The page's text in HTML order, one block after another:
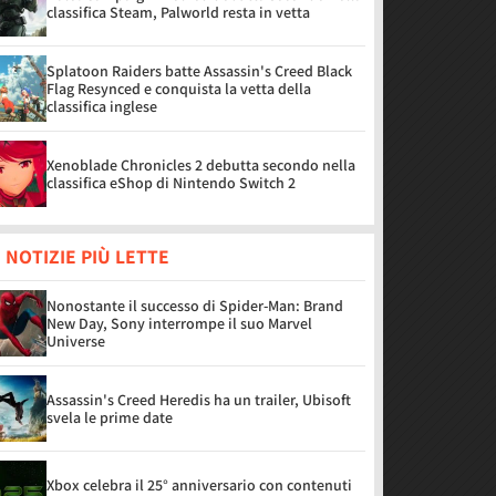
classifica Steam, Palworld resta in vetta
Splatoon Raiders batte Assassin's Creed Black
Flag Resynced e conquista la vetta della
classifica inglese
Xenoblade Chronicles 2 debutta secondo nella
classifica eShop di Nintendo Switch 2
NOTIZIE PIÙ LETTE
Nonostante il successo di Spider-Man: Brand
New Day, Sony interrompe il suo Marvel
Universe
Assassin's Creed Heredis ha un trailer, Ubisoft
svela le prime date
Xbox celebra il 25° anniversario con contenuti